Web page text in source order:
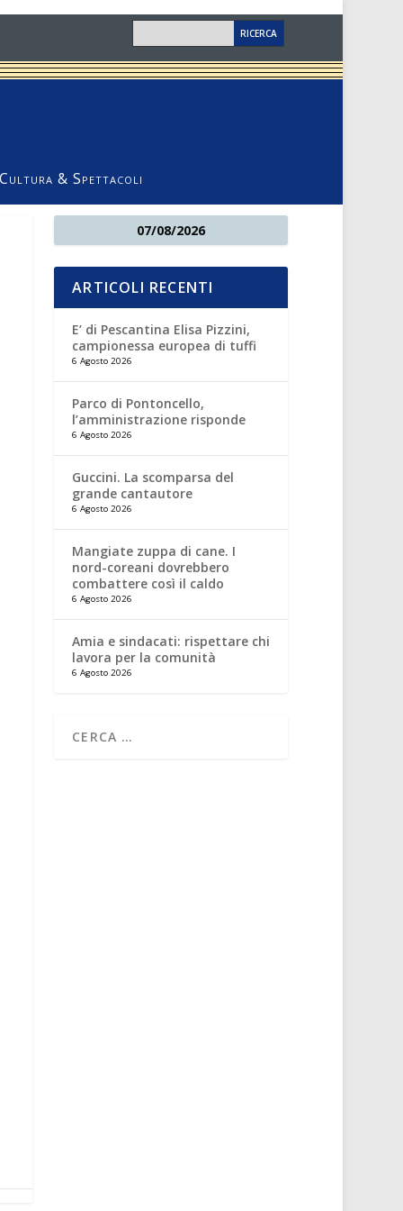
Cultura & Spettacoli
07/08/2026
ARTICOLI RECENTI
E’ di Pescantina Elisa Pizzini,
campionessa europea di tuffi
6 Agosto 2026
Parco di Pontoncello,
l’amministrazione risponde
6 Agosto 2026
Guccini. La scomparsa del
grande cantautore
6 Agosto 2026
Mangiate zuppa di cane. I
nord-coreani dovrebbero
combattere così il caldo
6 Agosto 2026
Amia e sindacati: rispettare chi
lavora per la comunità
6 Agosto 2026